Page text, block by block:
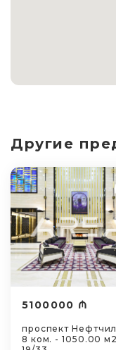
Другие
5100000 ₼
проспект
8 ком. - 1050.00